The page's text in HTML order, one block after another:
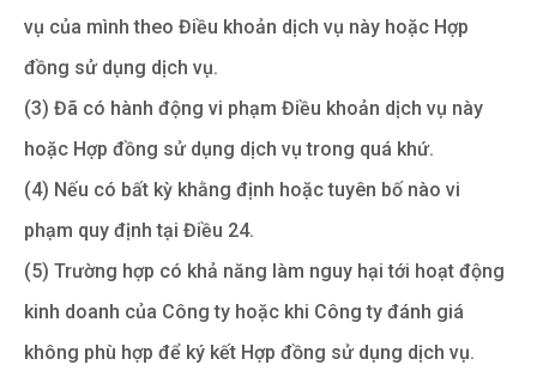
vụ của mình theo Điều khoản dịch vụ này hoặc Hợp
đồng sử dụng dịch vụ.
(3) Đã có hành động vi phạm Điều khoản dịch vụ này
hoặc Hợp đồng sử dụng dịch vụ trong quá khứ.
(4) Nếu có bất kỳ khằng định hoặc tuyên bố nào vi
phạm quy định tại Điều 24.
(5) Trường hợp có khả năng làm nguy hại tới hoạt động
kinh doanh của Công ty hoặc khi Công ty đánh giá
không phù hợp để ký kết Hợp đồng sử dụng dịch vụ.